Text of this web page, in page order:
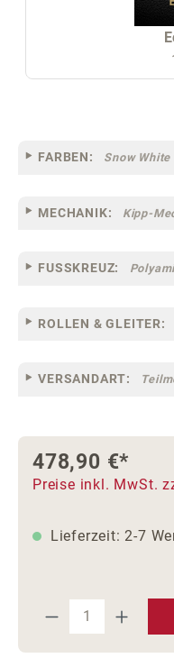
FARBEN: Snow
MECHANIK: Kipp-
FUSSKREUZ:
ROLLEN & GLEITER:
VERSANDART:
478,90 €*
Preise inkl. MwSt.
Lieferzeit: 2-7
Produkt